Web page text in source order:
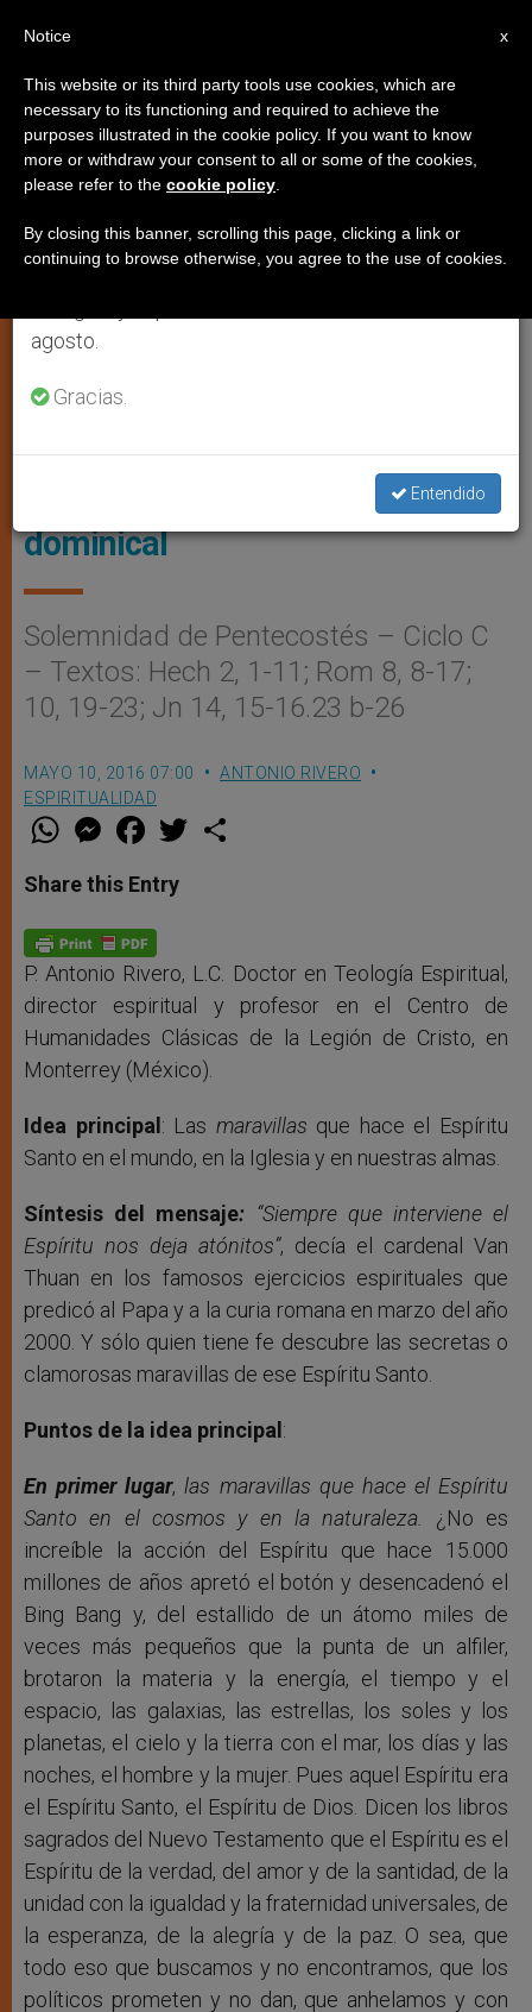
ESPIRITUALIDAD
dominical
Solemnidad de Pentecostés – Ciclo C
– Textos: Hech 2, 1-11; Rom 8, 8-17;
10, 19-23; Jn 14, 15-16.23 b-26
MAYO 10, 2016 07:00
ANTONIO RIVERO
ESPIRITUALIDAD
W
t
s
p
p
M
e
s
e
g
e
r
F
a
e
b
o
k
w
Share this Entry
P. Antonio Rivero, L.C. Doctor en Teología Espiritual,
director espiritual y profesor en el Centro de
Humanidades Clásicas de la Legión de Cristo, en
Monterrey (México).
Idea principal: Las maravillas que hace el Espíritu
Santo en el mundo, en la Iglesia y en nuestras almas.
Síntesis del mensaje: “Siempre que interviene el
Espíritu nos deja atónitos”, decía el cardenal Van
Thuan en los famosos ejercicios espirituales que
predicó al Papa y a la curia romana en marzo del año
2000. Y sólo quien tiene fe descubre las secretas o
clamorosas maravillas de ese Espíritu Santo.
Puntos de la idea principal:
En primer lugar,las maravillas que hace el Espíritu
Santo en el cosmos y en la naturaleza.
¿No es
increíble la acción del Espíritu que hace 15.000
millones de años apretó el botón y desencadenó el
Bing Bang y, del estallido de un átomo miles de
veces más pequeños que la punta de un alfiler,
brotaron la materia y la energía, el tiempo y el
espacio, las galaxias, las estrellas, los soles y los
planetas, el cielo y la tierra con el mar, los días y las
noches, el hombre y la mujer. Pues aquel Espíritu era
el Espíritu Santo, el Espíritu de Dios. Dicen los libros
sagrados del Nuevo Testamento que el Espíritu es el
Espíritu de la verdad, del amor y de la santidad, de la
unidad con la igualdad y la fraternidad universales, de
la esperanza, de la alegría y de la paz. O sea, que
todo eso que buscamos y no encontramos, que los
políticos prometen y no dan, que anhelamos y con
×
Aviso importante
Del 27 de julio al 7 de agosto haremos la pausa
anual, aprovechando que en el periodo de verano
se generan menos informaciones y también el
agosto.
Gracias.
Entendido
x
Notice
This website or its third party tools use cookies, which are
necessary to its functioning and required to achieve the
purposes illustrated in the cookie policy. If you want to know
more or withdraw your consent to all or some of the cookies,
please refer to the cookie policy
By closing this banner, scrolling this page, clicking a link or
continuing to browse otherwise, you agree to the use of cookies.